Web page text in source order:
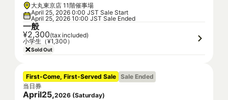
大丸東京店 11階催事場
April 25, 2026 0:00 JST Sale Start
April 25, 2026 10:00 JST Sale Ended
一般
¥2,300(tax included)
小学生（¥1,300）
Sold Out
First-Come, First-Served Sale Sale Ended
当日券
April25,2026 (Saturday)